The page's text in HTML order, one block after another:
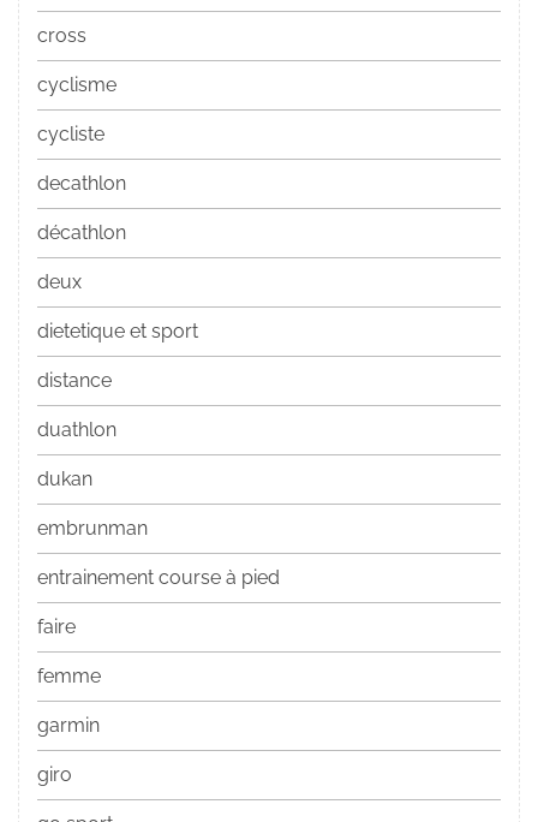
cross
cyclisme
cycliste
decathlon
décathlon
deux
dietetique et sport
distance
duathlon
dukan
embrunman
entrainement course à pied
faire
femme
garmin
giro